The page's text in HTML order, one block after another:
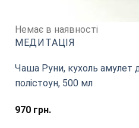
Немає в наявності
МЕДИТАЦІЯ
Чаша Руни, кухоль амулет
полістоун, 500 мл
970грн.